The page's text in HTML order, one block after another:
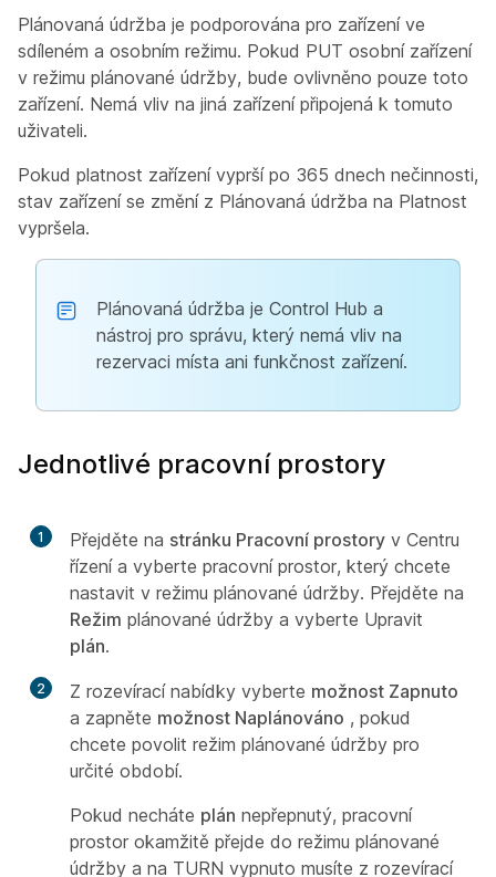
Plánovaná údržba je podporována pro zařízení ve
sdíleném a osobním režimu. Pokud PUT osobní zařízení
v režimu plánované údržby, bude ovlivněno pouze toto
zařízení. Nemá vliv na jiná zařízení připojená k tomuto
uživateli.
Pokud platnost zařízení vyprší po 365 dnech nečinnosti,
stav zařízení se změní z Plánovaná údržba na Platnost
vypršela.
Plánovaná údržba je Control Hub a
nástroj pro správu, který nemá vliv na
rezervaci místa ani funkčnost zařízení.
Jednotlivé pracovní prostory
1 Přejděte na stránku Pracovní prostory v Centru
řízení a vyberte pracovní prostor, který chcete
nastavit v režimu plánované údržby. Přejděte na
Režim plánované údržby a vyberte Upravit
plán.
2 Z rozevírací nabídky vyberte možnost Zapnuto
a zapněte možnost Naplánováno , pokud
chcete povolit režim plánované údržby pro
určité období.
Pokud necháte plán nepřepnutý, pracovní
prostor okamžitě přejde do režimu plánované
údržby a na TURN vypnuto musíte z rozevírací